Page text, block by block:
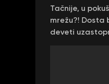
Tačnije, u
mrežu?! Dosta
deveti